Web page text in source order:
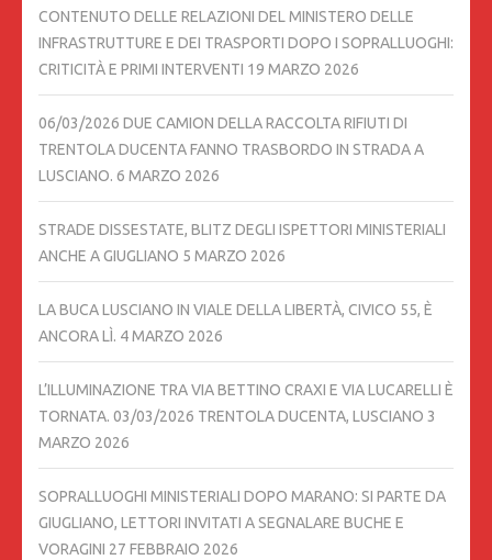
CONTENUTO DELLE RELAZIONI DEL MINISTERO DELLE
INFRASTRUTTURE E DEI TRASPORTI DOPO I SOPRALLUOGHI:
CRITICITÀ E PRIMI INTERVENTI 19 MARZO 2026
06/03/2026 DUE CAMION DELLA RACCOLTA RIFIUTI DI
TRENTOLA DUCENTA FANNO TRASBORDO IN STRADA A
LUSCIANO. 6 MARZO 2026
STRADE DISSESTATE, BLITZ DEGLI ISPETTORI MINISTERIALI
ANCHE A GIUGLIANO 5 MARZO 2026
LA BUCA LUSCIANO IN VIALE DELLA LIBERTÀ, CIVICO 55, È
ANCORA LÌ. 4 MARZO 2026
L’ILLUMINAZIONE TRA VIA BETTINO CRAXI E VIA LUCARELLI È
TORNATA. 03/03/2026 TRENTOLA DUCENTA, LUSCIANO 3
MARZO 2026
SOPRALLUOGHI MINISTERIALI DOPO MARANO: SI PARTE DA
GIUGLIANO, LETTORI INVITATI A SEGNALARE BUCHE E
VORAGINI 27 FEBBRAIO 2026